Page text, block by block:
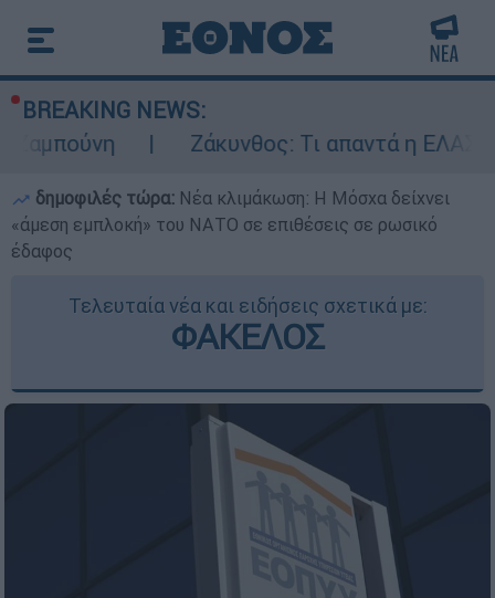
BREAKING NEWS:
Ζάκυνθος: Τι απαντά η ΕΛΑΣ για τους 8
δημοφιλές τώρα: Νέα κλιμάκωση: Η Μόσχα δείχνει
«άμεση εμπλοκή» του ΝΑΤΟ σε επιθέσεις σε ρωσικό
έδαφος
Τελευταία νέα και ειδήσεις σχετικά με:
ΦΑΚΕΛΟΣ